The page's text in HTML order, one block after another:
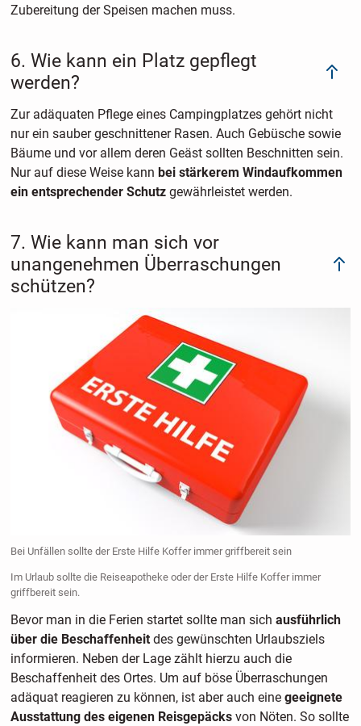
Zubereitung der Speisen machen muss.
6. Wie kann ein Platz gepflegt
werden?
Zur adäquaten Pflege eines Campingplatzes gehört nicht
nur ein sauber geschnittener Rasen. Auch Gebüsche sowie
Bäume und vor allem deren Geäst sollten Beschnitten sein.
Nur auf diese Weise kann bei stärkerem Windaufkommen
ein entsprechender Schutz gewährleistet werden.
7. Wie kann man sich vor
unangenehmen Überraschungen
schützen?
Bei Unfällen sollte der Erste Hilfe Koffer immer griffbereit sein
Im Urlaub sollte die Reiseapotheke oder der Erste Hilfe Koffer immer
griffbereit sein.
Bevor man in die Ferien startet sollte man sich ausführlich
über die Beschaffenheitdes gewünschten Urlaubsziels
informieren. Neben der Lage zählt hierzu auch die
Beschaffenheit des Ortes. Um auf böse Überraschungen
adäquat reagieren zu können, ist aber auch eine geeignete
Ausstattung des eigenen Reisgepäcksvon Nöten. So sollte